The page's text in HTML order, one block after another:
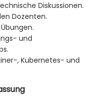
Diskussionen.
Dozenten.
und
, Kubernetes- und